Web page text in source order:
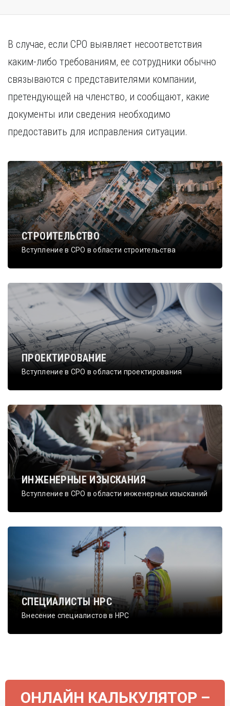
В случае, если СРО выявляет несоответствия
каким-либо требованиям, ее сотрудники обычно
связываются с представителями компании,
претендующей на членство, и сообщают, какие
документы или сведения необходимо
предоставить для исправления ситуации.
СТРОИТЕЛЬСТВО
Вступление в СРО в области строительства
ПРОЕКТИРОВАНИЕ
Вступление в СРО в области проектирования
ИНЖЕНЕРНЫЕ ИЗЫСКАНИЯ
Вступление в СРО в области инженерных изысканий
СПЕЦИАЛИСТЫ НРС
Внесение специалистов в НРС
ОНЛАЙН КАЛЬКУЛЯТОР –